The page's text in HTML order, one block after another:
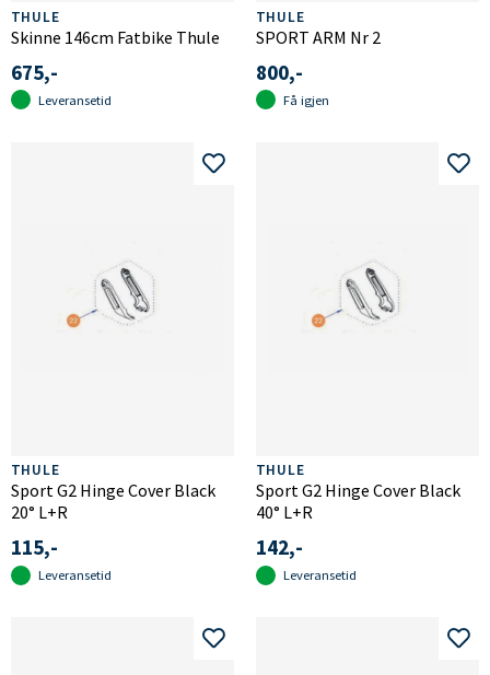
THULE
Skinne 146cm Fatbike Thule
675,-
Leveransetid
THULE
SPORT ARM Nr 2
800,-
Få igjen
THULE
Sport G2 Hinge Cover Black
20° L+R
115,-
Leveransetid
THULE
Sport G2 Hinge Cover Black
40° L+R
142,-
Leveransetid